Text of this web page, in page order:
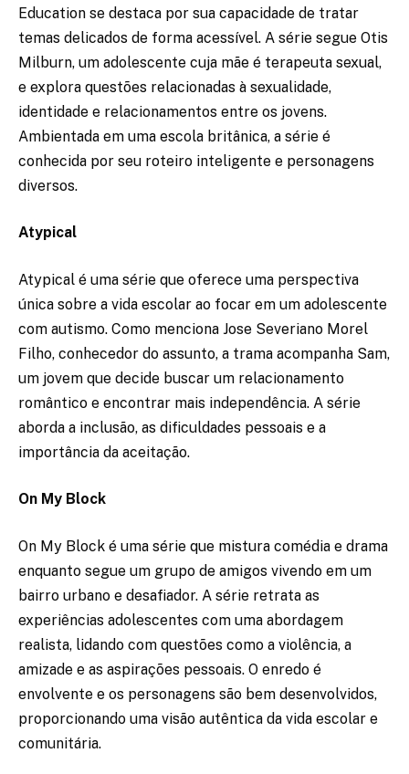
Education se destaca por sua capacidade de tratar
temas delicados de forma acessível. A série segue Otis
Milburn, um adolescente cuja mãe é terapeuta sexual,
e explora questões relacionadas à sexualidade,
identidade e relacionamentos entre os jovens.
Ambientada em uma escola britânica, a série é
conhecida por seu roteiro inteligente e personagens
diversos.
Atypical
Atypical é uma série que oferece uma perspectiva
única sobre a vida escolar ao focar em um adolescente
com autismo. Como menciona Jose Severiano Morel
Filho, conhecedor do assunto, a trama acompanha Sam,
um jovem que decide buscar um relacionamento
romântico e encontrar mais independência. A série
aborda a inclusão, as dificuldades pessoais e a
importância da aceitação.
On My Block
On My Block é uma série que mistura comédia e drama
enquanto segue um grupo de amigos vivendo em um
bairro urbano e desafiador. A série retrata as
experiências adolescentes com uma abordagem
realista, lidando com questões como a violência, a
amizade e as aspirações pessoais. O enredo é
envolvente e os personagens são bem desenvolvidos,
proporcionando uma visão autêntica da vida escolar e
comunitária.